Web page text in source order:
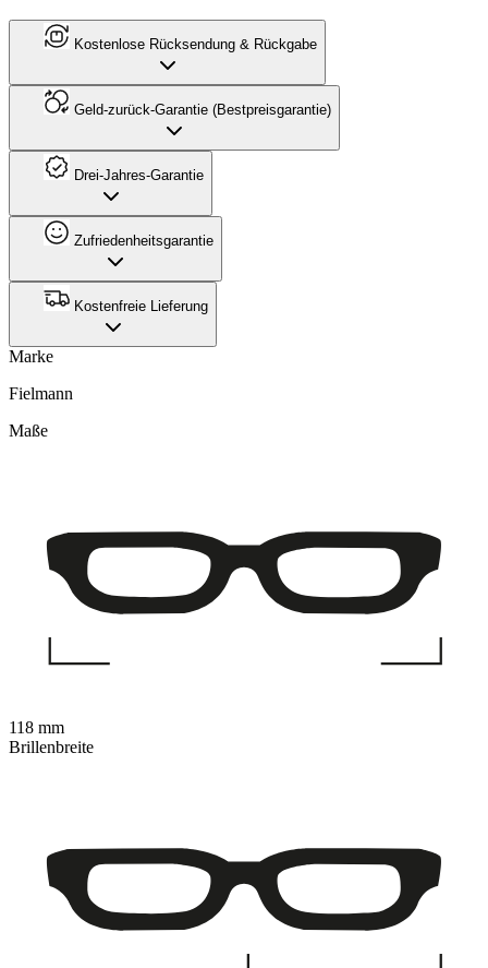
Kostenlose Rücksendung & Rückgabe
Geld-zurück-Garantie (Bestpreisgarantie)
Drei-Jahres-Garantie
Zufriedenheitsgarantie
Kostenfreie Lieferung
Marke
Fielmann
Maße
118 mm
Brillenbreite